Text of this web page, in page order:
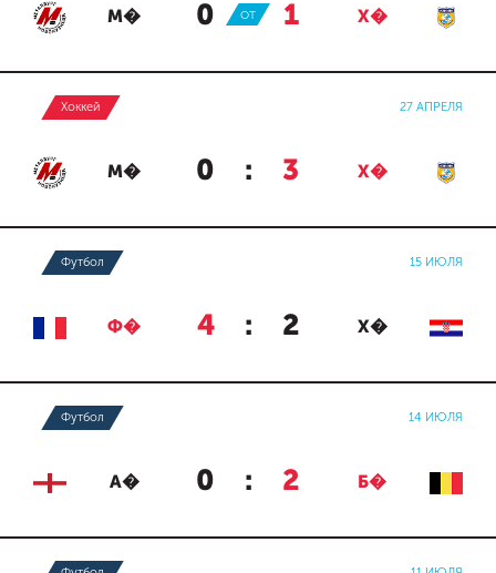
М� 0 : 1 Х�
ОТ
Хоккей 27 АПРЕЛЯ
М� 0 : 3 Х�
Футбол 15 ИЮЛЯ
Ф� 4 : 2 Х�
Футбол 14 ИЮЛЯ
А� 0 : 2 Б�